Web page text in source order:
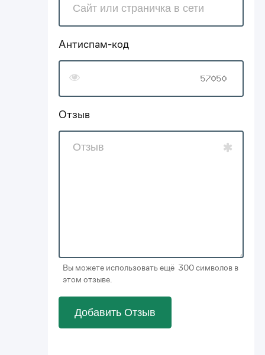
Антиспам-код
Отзыв
Вы можете использовать ещё 300 символов в
этом отзыве.
Добавить Отзыв